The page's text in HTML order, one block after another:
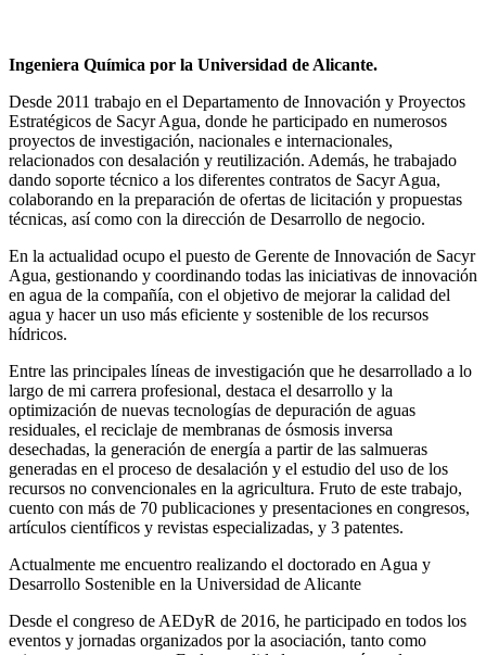
Ingeniera Química por la Universidad de Alicante.
Desde 2011 trabajo en el Departamento de Innovación y Proyectos
Estratégicos de Sacyr Agua, donde he participado en numerosos
proyectos de investigación, nacionales e internacionales,
relacionados con desalación y reutilización. Además, he trabajado
dando soporte técnico a los diferentes contratos de Sacyr Agua,
colaborando en la preparación de ofertas de licitación y propuestas
técnicas, así como con la dirección de Desarrollo de negocio.
En la actualidad ocupo el puesto de Gerente de Innovación de Sacyr
Agua, gestionando y coordinando todas las iniciativas de innovación
en agua de la compañía, con el objetivo de mejorar la calidad del
agua y hacer un uso más eficiente y sostenible de los recursos
hídricos.
Entre las principales líneas de investigación que he desarrollado a lo
largo de mi carrera profesional, destaca el desarrollo y la
optimización de nuevas tecnologías de depuración de aguas
residuales, el reciclaje de membranas de ósmosis inversa
desechadas, la generación de energía a partir de las salmueras
generadas en el proceso de desalación y el estudio del uso de los
recursos no convencionales en la agricultura. Fruto de este trabajo,
cuento con más de 70 publicaciones y presentaciones en congresos,
artículos científicos y revistas especializadas, y 3 patentes.
Actualmente me encuentro realizando el doctorado en Agua y
Desarrollo Sostenible en la Universidad de Alicante
Desde el congreso de AEDyR de 2016, he participado en todos los
eventos y jornadas organizados por la asociación, tanto como